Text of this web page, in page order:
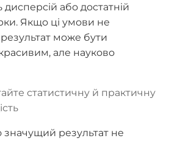
дисперсій або достатній
Якщо ці умови не
може бути
але науково
статистичну й практичну
значущий результат не